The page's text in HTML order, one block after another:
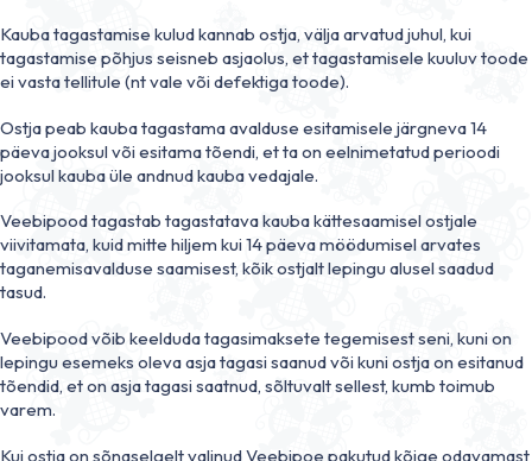
Kauba tagastamise kulud kannab ostja, välja arvatud juhul, kui
tagastamise põhjus seisneb asjaolus, et tagastamisele kuuluv toode
ei vasta tellitule (nt vale või defektiga toode).
Ostja peab kauba tagastama avalduse esitamisele järgneva 14
päeva jooksul või esitama tõendi, et ta on eelnimetatud perioodi
jooksul kauba üle andnud kauba vedajale.
Veebipood tagastab tagastatava kauba kättesaamisel ostjale
viivitamata, kuid mitte hiljem kui 14 päeva möödumisel arvates
taganemisavalduse saamisest, kõik ostjalt lepingu alusel saadud
tasud.
Veebipood võib keelduda tagasimaksete tegemisest seni, kuni on
lepingu esemeks oleva asja tagasi saanud või kuni ostja on esitanud
tõendid, et on asja tagasi saatnud, sõltuvalt sellest, kumb toimub
varem.
Kui ostja on sõnaselgelt valinud Veebipoe pakutud kõige odavamast